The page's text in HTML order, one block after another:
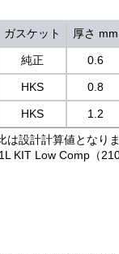
ガスケット 厚さ mm
純正 0.6
HKS 0.8
HKS 1.2
設計計算値となりま
KIT Low Comp（